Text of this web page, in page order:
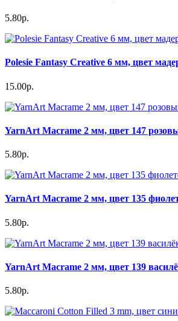
5.80р.
Polesie Fantasy Creative 6 мм, цвет
15.00р.
YarnArt Macrame 2 мм, цвет 147
5.80р.
YarnArt Macrame 2 мм, цвет 135
5.80р.
YarnArt Macrame 2 мм, цвет 139
5.80р.